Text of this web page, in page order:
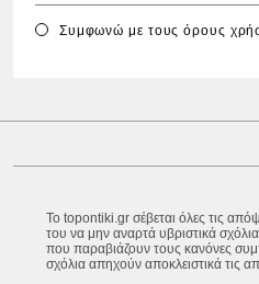
Συμφωνώ με τουςόρους
Το topontiki.gr σέβεται όλες τις
του να μην αναρτά υβριστικά
που παραβιάζουν τους κανόνες
σχόλια απηχούν αποκλειστικά τις